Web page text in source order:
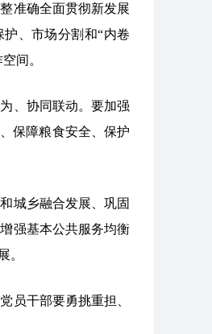
准确全面贯彻新发展
、市场分割和“内卷
间。
、协同联动。要加强
保障粮食安全、保护
城乡融合发展、巩固
强基本公共服务均衡
。
员干部要勇挑重担、